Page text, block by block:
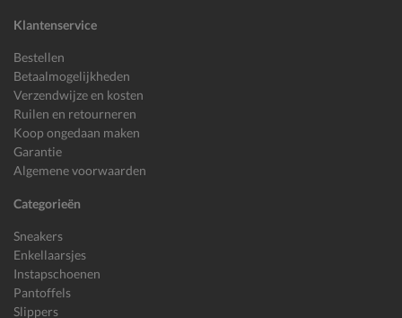
Klantenservice
Bestellen
Betaalmogelijkheden
Verzendwijze en kosten
Ruilen en retourneren
Koop ongedaan maken
Garantie
Algemene voorwaarden
Categorieën
Sneakers
Enkellaarsjes
Instapschoenen
Pantoffels
Slippers